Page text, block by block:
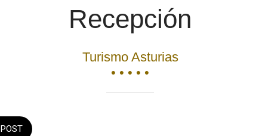
Recepción
Turismo Asturias
• • • • •
POST